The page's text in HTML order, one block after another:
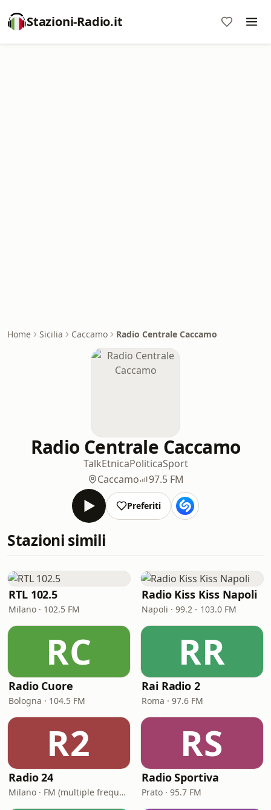
Stazioni-Radio.it
Home Sicilia Caccamo Radio Centrale Caccamo
Radio Centrale Caccamo
TalkEtnicaPoliticaSport
Caccamo
97.5 FM
Preferiti
Stazioni simili
RTL 102.5
Milano · 102.5 FM
Radio Kiss Kiss Napoli
Napoli · 99.2 - 103.0 FM
RC
Radio Cuore
Bologna · 104.5 FM
RR
Rai Radio 2
Roma · 97.6 FM
R2
Radio 24
Milano · FM (multiple frequencies nationwide), DAB, Satellite
RS
Radio Sportiva
Prato · 95.7 FM